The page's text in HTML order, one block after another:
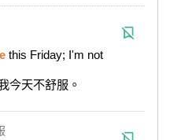
this Friday; I'm not
今天不舒服。